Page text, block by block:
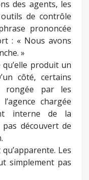
des agents, les
de contrôle
prononcée
: « Nous avons
»
produit un
côté, certains
rongée par les
chargée
interne de la
pas découvert de
Les
simplement pas